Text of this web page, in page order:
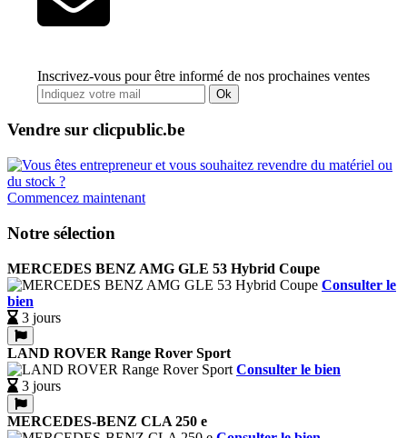
Inscrivez-vous pour être informé de nos prochaines ventes
Ok
Vendre sur clicpublic.be
Commencez maintenant
Notre sélection
MERCEDES BENZ AMG GLE 53 Hybrid Coupe
Consulter le
bien
3 jours
LAND ROVER Range Rover Sport
Consulter le bien
3 jours
MERCEDES-BENZ CLA 250 e